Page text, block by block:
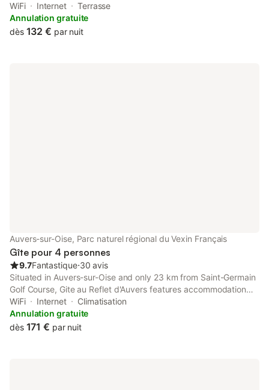
Station, as well as 31 km from Sacré-Coeur. This property offers
access to a patio, free private parking and free WiFi.
WiFi Internet
Terrasse
Annulation gratuite
dès 132 € par nuit
Auvers-sur-Oise, Parc naturel régional du Vexin Français
Gîte pour 4 personnes
9.7Fantastique⋅30 avis
Situated in Auvers-sur-Oise and only 23 km from Saint-Germain
Golf Course, Gite au Reflet d'Auvers features accommodation
with lake views, free WiFi and free private parking.
WiFi Internet
Climatisation
Annulation gratuite
dès 171 € par nuit